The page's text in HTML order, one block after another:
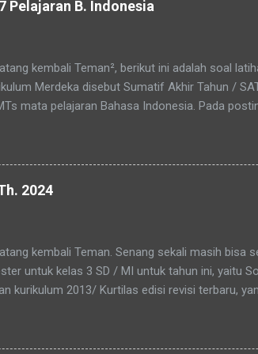
Pelajaran B. Indonesia
kembali Teman², berikut ini adalah soal
Merdeka disebut Sumatif Akhir Tahun /
mata pelajaran Bahasa Indonesia. Pada
Latihan Soal SAT B. Ind Kelas 7 ini terdiri dari
jawaban yg dimaksud, adapun naskah
B 19. A 20. D II.URAIAN 1. Judul Berita, Teras
2024
kembali Teman. Senang sekali masih bisa
untuk kelas 3 SD / MI untuk tahun ini, yaitu
kurikulum 2013/ Kurtilas edisi revisi terbaru,
silahkan di download saja atau supaya tidak